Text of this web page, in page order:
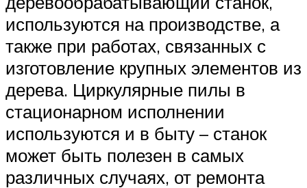
используются на производстве, а
также при работах, связанных с
изготовление крупных элементов из
дерева. Циркулярные пилы в
стационарном исполнении
используются и в быту – станок
может быть полезен в самых
различных случаях, от ремонта